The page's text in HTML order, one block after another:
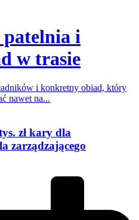
patelnia i
w trasie
i konkretny obiad, który
nawet na...
zł kary dla
zarządzającego